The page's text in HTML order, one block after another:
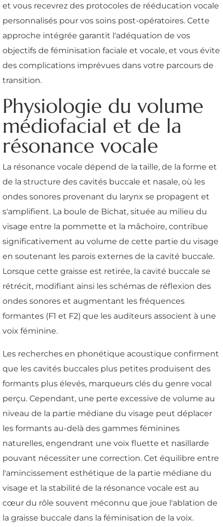
et vous recevrez des protocoles de rééducation vocale
personnalisés pour vos soins post-opératoires. Cette
approche intégrée garantit l'adéquation de vos
objectifs de féminisation faciale et vocale, et vous évite
des complications imprévues dans votre parcours de
transition.
Physiologie du volume
médiofacial et de la
résonance vocale
La résonance vocale dépend de la taille, de la forme et
de la structure des cavités buccale et nasale, où les
ondes sonores provenant du larynx se propagent et
s'amplifient. La boule de Bichat, située au milieu du
visage entre la pommette et la mâchoire, contribue
significativement au volume de cette partie du visage
en soutenant les parois externes de la cavité buccale.
Lorsque cette graisse est retirée, la cavité buccale se
rétrécit, modifiant ainsi les schémas de réflexion des
ondes sonores et augmentant les fréquences
formantes (F1 et F2) que les auditeurs associent à une
voix féminine.
Les recherches en phonétique acoustique confirment
que les cavités buccales plus petites produisent des
formants plus élevés, marqueurs clés du genre vocal
perçu. Cependant, une perte excessive de volume au
niveau de la partie médiane du visage peut déplacer
les formants au-delà des gammes féminines
naturelles, engendrant une voix fluette et nasillarde
pouvant nécessiter une correction. Cet équilibre entre
l'amincissement esthétique de la partie médiane du
visage et la stabilité de la résonance vocale est au
cœur du rôle souvent méconnu que joue l'ablation de
la graisse buccale dans la féminisation de la voix.